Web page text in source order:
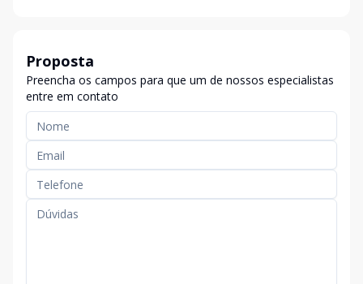
Proposta
Preencha os campos para que um de nossos especialistas
entre em contato